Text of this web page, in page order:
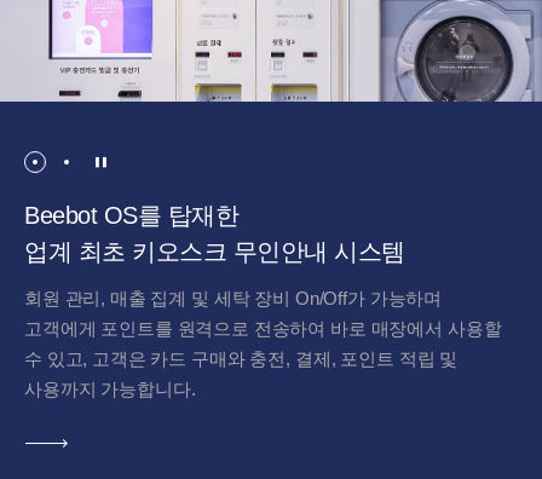
멈춤
Beebot OS를 탑재한
업계 최초 키오스크 무인안내 시스템
회원 관리, 매출 집계 및 세탁 장비 On/Off가 가능하며
고객에게 포인트를 원격으로 전송하여 바로 매장에서 사용할
수 있고, 고객은 카드 구매와 충전, 결제, 포인트 적립 및
사용까지 가능합니다.
보기